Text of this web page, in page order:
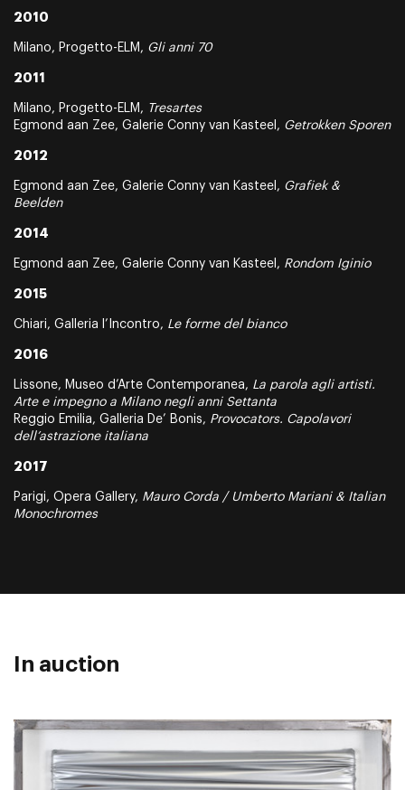
2010
Milano, Progetto-ELM, Gli anni 70
2011
Milano, Progetto-ELM, Tresartes
Egmond aan Zee, Galerie Conny van Kasteel, Getrokken Sporen
2012
Egmond aan Zee, Galerie Conny van Kasteel, Grafiek &
Beelden
2014
Egmond aan Zee, Galerie Conny van Kasteel, Rondom Iginio
2015
Chiari, Galleria l’Incontro, Le forme del bianco
2016
Lissone, Museo d’Arte Contemporanea, La parola agli artisti.
Arte e impegno a Milano negli anni Settanta
Reggio Emilia, Galleria De’ Bonis, Provocators. Capolavori
dell’astrazione italiana
2017
Parigi, Opera Gallery, Mauro Corda / Umberto Mariani & Italian
Monochromes
In auction